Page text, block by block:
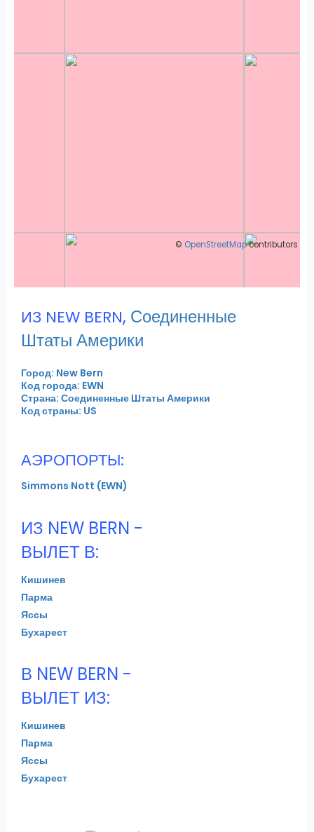
© OpenStreetMapcontributors
ИЗ NEW BERN, Соединенные
Штаты Америки
Город: New Bern
Код города: EWN
Страна: Соединенные Штаты Америки
Код страны: US
АЭРОПОРТЫ:
Simmons Nott (EWN)
ИЗ NEW BERN -
ВЫЛЕТ В:
Кишинев
Парма
Яссы
Бухарест
В NEW BERN -
ВЫЛЕТ ИЗ:
Кишинев
Парма
Яссы
Бухарест